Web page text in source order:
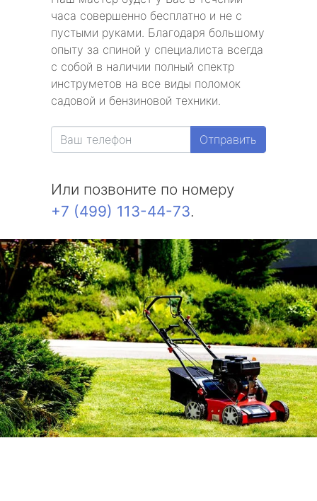
часа совершенно бесплатно и не с
пустыми руками. Благодаря большому
опыту за спиной у специалиста всегда
с собой в наличии полный спектр
инструметов на все виды поломок
садовой и бензиновой техники.
Отправить
Или позвоните по номеру
+7 (499) 113-44-73.